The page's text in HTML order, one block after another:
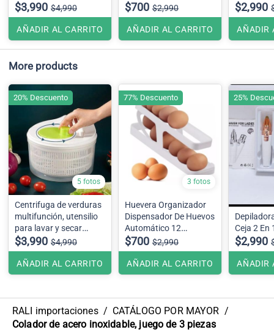
ensaladas, lechuga y
verduras
$3,990 $4,990
AÑADIR AL CARRITO
unidades aprox
$700 $2,990
AÑADIR AL CARRITO
$2,990
AÑADIR
More products
5 fotos
Centrifuga de verduras
multifunción, utensilio
para lavar y secar
ensaladas, lechuga y
verduras
$3,990 $4,990
AÑADIR AL CARRITO
20% Descuento
3 fotos
Huevera Organizador
Dispensador De Huevos
Automático 12
unidades aprox
$700 $2,990
AÑADIR AL CARRITO
77% Descuento
Ceja 2 En
$2,990
AÑADIR
25%
RALI importaciones / CATÁLOGO POR MAYOR /
Colador de acero inoxidable, juego de 3 piezas